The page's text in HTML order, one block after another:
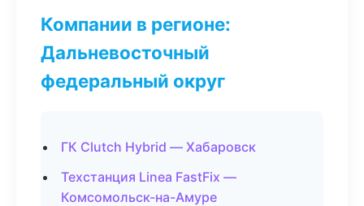
Компании в регионе:
Дальневосточный
федеральный округ
ГК Clutch Hybrid — Хабаровск
Техстанция Linea FastFix —
Комсомольск-на-Амуре